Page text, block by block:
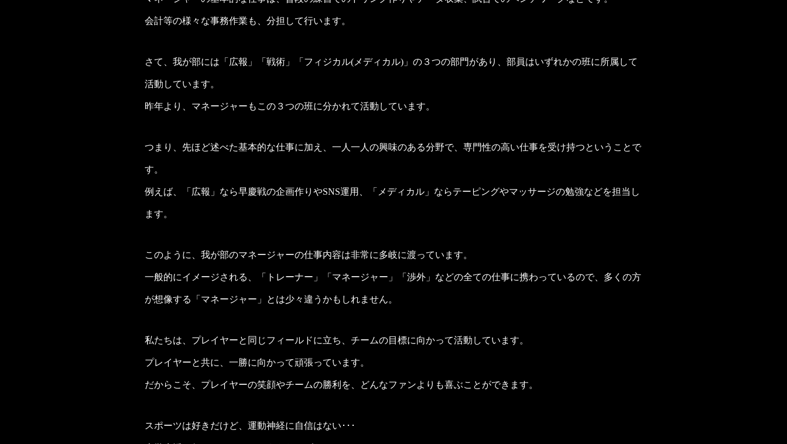
会計等の様々な事務作業も、分担して行います。
さて、我が部には「広報」「戦術」「フィジカル(メディカル)」の３つの部門があり、部員はいずれかの班に所属して
活動しています。
昨年より、マネージャーもこの３つの班に分かれて活動しています。
つまり、先ほど述べた基本的な仕事に加え、一人一人の興味のある分野で、専門性の高い仕事を受け持つということで
す。
例えば、「広報」なら早慶戦の企画作りやSNS運用、「メディカル」ならテーピングやマッサージの勉強などを担当し
ます。
このように、我が部のマネージャーの仕事内容は非常に多岐に渡っています。
一般的にイメージされる、「トレーナー」「マネージャー」「渉外」などの全ての仕事に携わっているので、多くの方
が想像する「マネージャー」とは少々違うかもしれません。
私たちは、プレイヤーと同じフィールドに立ち、チームの目標に向かって活動しています。
プレイヤーと共に、一勝に向かって頑張っています。
だからこそ、プレイヤーの笑顔やチームの勝利を、どんなファンよりも喜ぶことができます。
スポーツは好きだけど、運動神経に自信はない･･･